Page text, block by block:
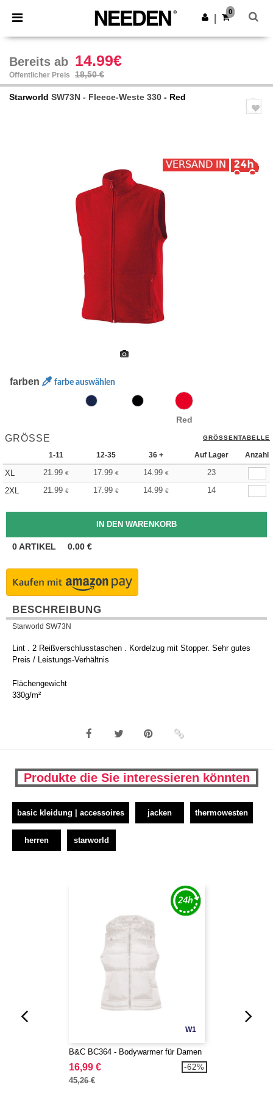
× Needen App
Bessere Preise in der App!
App holen
0
Bereits ab 14.99€
Öffentlicher Preis 18,50 €
Starworld SW73N - Fleece-Weste 330 - Red
farben farbe auswählen
Red
GRÖSSE GRÖSSENTABELLE
1-11 12-35 36 + Auf Lager Anzahl
XL 21.99 € 17.99 € 14.99 €
23
2XL
21.99 € 17.99 € 14.99 € 14
0ARTIKEL 0.00 €
BESCHREIBUNG
Starworld SW73N
Lint . 2 Reißverschlusstaschen . Kordelzug mit Stopper. Sehr gutes
Preis / Leistungs-Verhältnis
Flächengewicht
330g/m²
Produkte die Sie interessieren könnten
basic kleidung | accessoires jacken thermowesten
herren starworld
W1
B&C BC364 - Bodywarmer für Damen
16,99 €
45,26 €
-62%